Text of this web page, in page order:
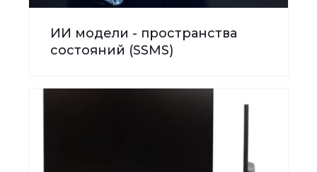
ИИ модели - пространства
состояний (SSMS)